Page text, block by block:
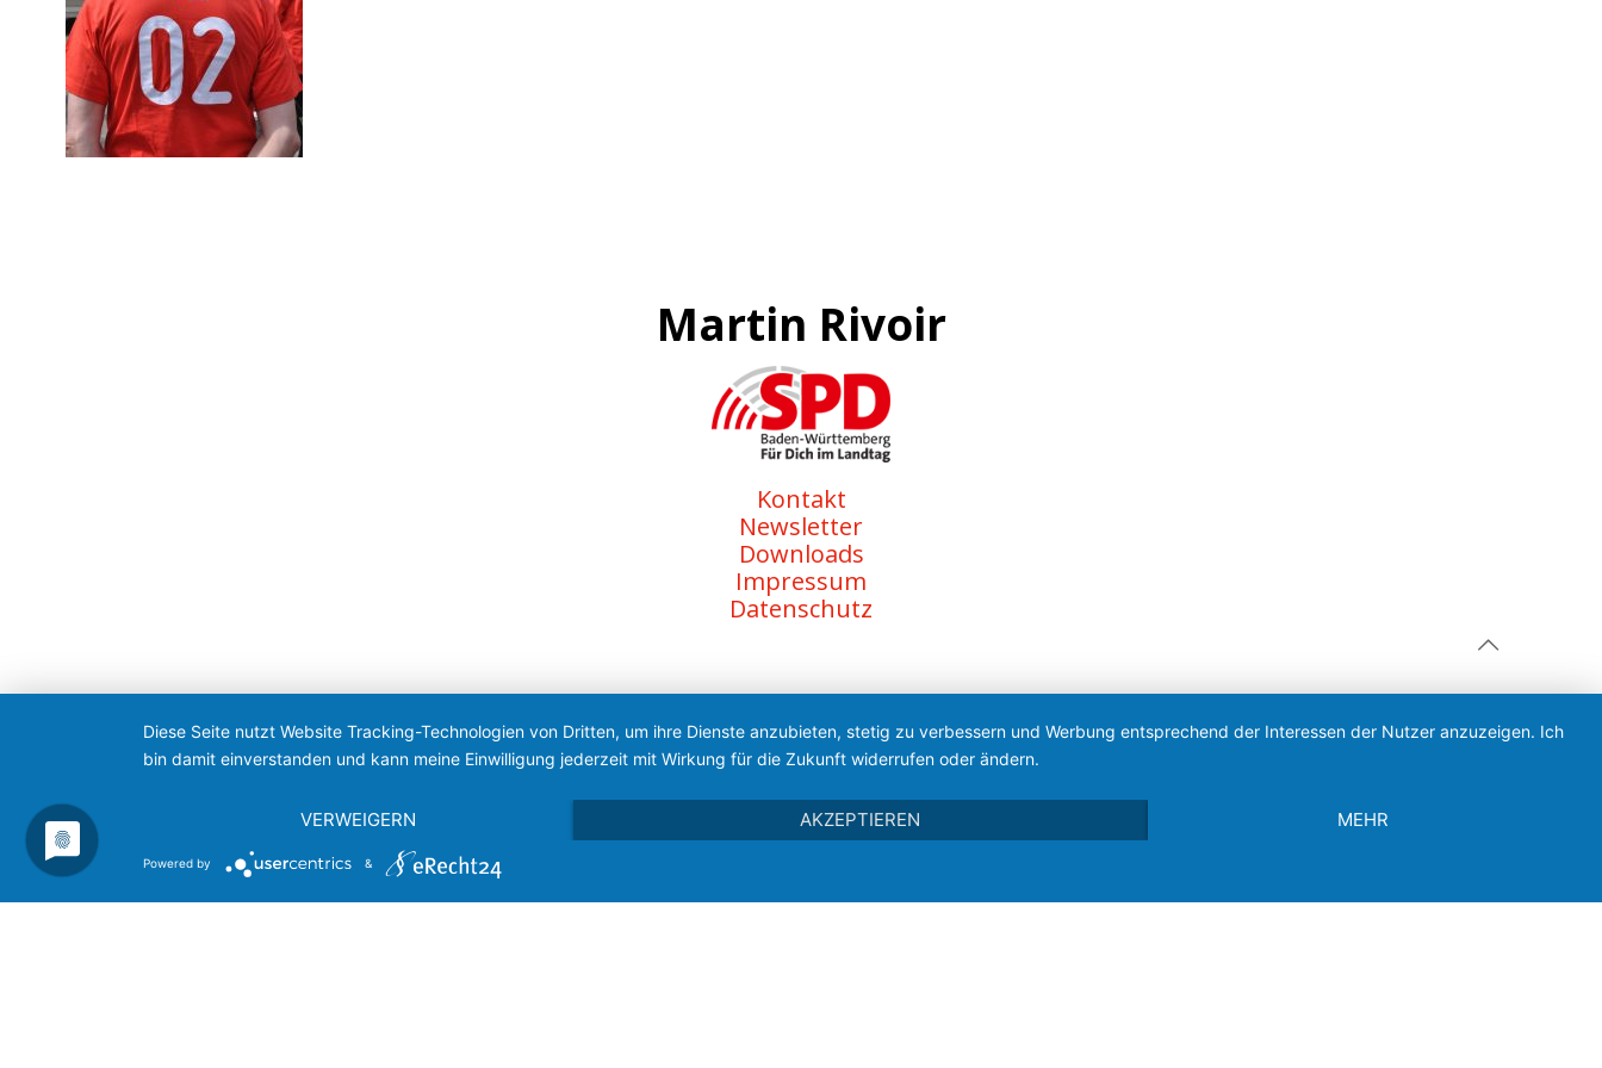
Martin Rivoir
Kontakt
Newsletter
Downloads
Impressum
Datenschutz
Diese Seite nutzt Website Tracking-Technologien von Dritten, um ihre Dienste anzubieten, stetig zu verbessern und Werbung entsprechend der Interessen der Nutzer anzuzeigen. Ich
bin damit einverstanden und kann meine Einwilligung jederzeit mit Wirkung für die Zukunft widerrufen oder ändern.
VERWEIGERN AKZEPTIEREN MEHR
Powered by &